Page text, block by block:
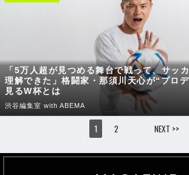
「5万人超が見つめる舞台で戦って、サッ
理解できた」格闘家・那須川天心が“プロ
見るW杯とは
渋谷編集室 with ABEMA
1 2 NEXT >>